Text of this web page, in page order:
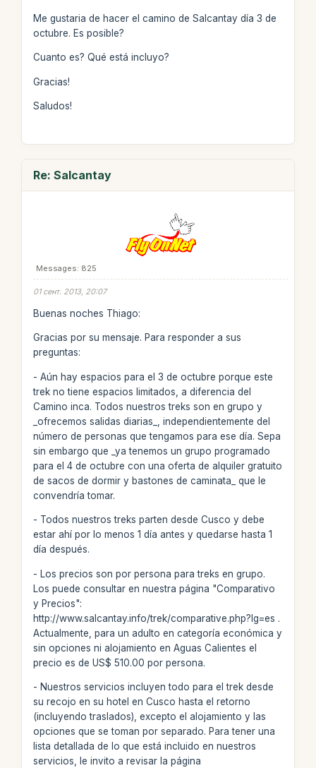
Me gustaria de hacer el camino de Salcantay día 3 de
octubre. Es posible?
Cuanto es? Qué está incluyo?
Gracias!
Saludos!
Re: Salcantay
Messages: 825
01 сент. 2013, 20:07
Buenas noches Thiago:
Gracias por su mensaje. Para responder a sus
preguntas:
- Aún hay espacios para el 3 de octubre porque este
trek no tiene espacios limitados, a diferencia del
Camino inca. Todos nuestros treks son en grupo y
_ofrecemos salidas diarias_, independientemente del
número de personas que tengamos para ese día. Sepa
sin embargo que _ya tenemos un grupo programado
para el 4 de octubre con una oferta de alquiler gratuito
de sacos de dormir y bastones de caminata_ que le
convendría tomar.
- Todos nuestros treks parten desde Cusco y debe
estar ahí por lo menos 1 día antes y quedarse hasta 1
día después.
- Los precios son por persona para treks en grupo.
Los puede consultar en nuestra página "Comparativo
y Precios":
http://www.salcantay.info/trek/comparative.php?lg=es .
Actualmente, para un adulto en categoría económica y
sin opciones ni alojamiento en Aguas Calientes el
precio es de US$ 510.00 por persona.
- Nuestros servicios incluyen todo para el trek desde
su recojo en su hotel en Cusco hasta el retorno
(incluyendo traslados), excepto el alojamiento y las
opciones que se toman por separado. Para tener una
lista detallada de lo que está incluido en nuestros
servicios, le invito a revisar la página